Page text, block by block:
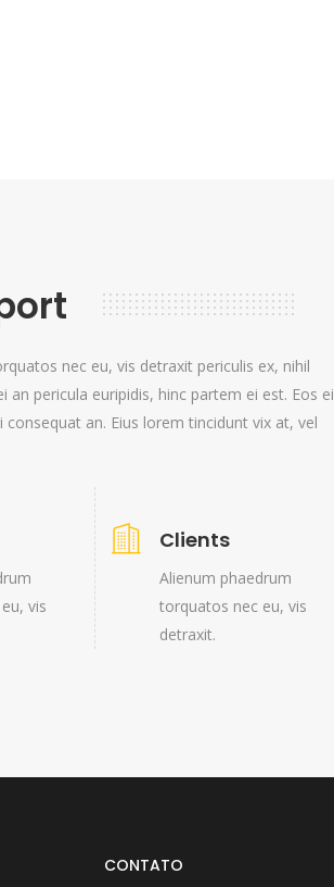
nec eu, vis detraxit periculis ex, nihil
an pericula euripidis, hinc partem ei est. Eos ei
consequat an. Eius lorem tincidunt vix at, vel
vis
Clients
Alienum phaedrum
torquatos nec eu, vis
detraxit.
CONTATO